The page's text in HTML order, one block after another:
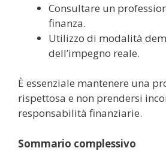
Consultare un
finanza.
Utilizzo di modalità
dell’impegno reale.
È essenziale mantenere una
rispettosa e non prendersi
responsabilità finanziarie.
Sommario complessivo